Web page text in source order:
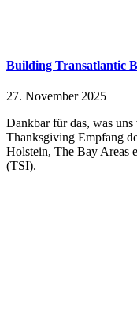
Building Transatlantic
27. November 2025
Dankbar für das, was
Thanksgiving Empfang
Holstein, The Bay Areas
(TSI).